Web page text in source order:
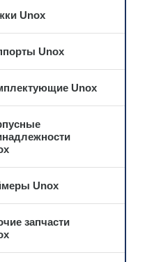
Unox
Unox
Unox
Unox
запчасти